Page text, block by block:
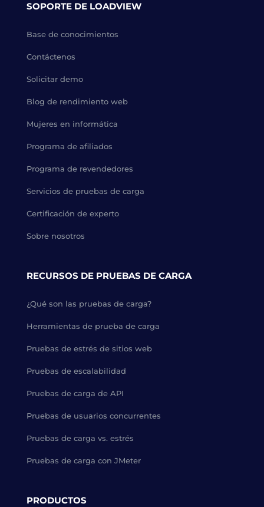
SOPORTE DE LOADVIEW
Base de conocimientos
Contáctenos
Solicitar demo
Blog de rendimiento web
Mujeres en informática
Programa de afiliados
Programa de revendedores
Servicios de pruebas de carga
Certificación de experto
Sobre nosotros
RECURSOS DE PRUEBAS DE CARGA
¿Qué son las pruebas de carga?
Herramientas de prueba de carga
Pruebas de estrés de sitios web
Pruebas de escalabilidad
Pruebas de carga de API
Pruebas de usuarios concurrentes
Pruebas de carga vs. estrés
Pruebas de carga con JMeter
PRODUCTOS